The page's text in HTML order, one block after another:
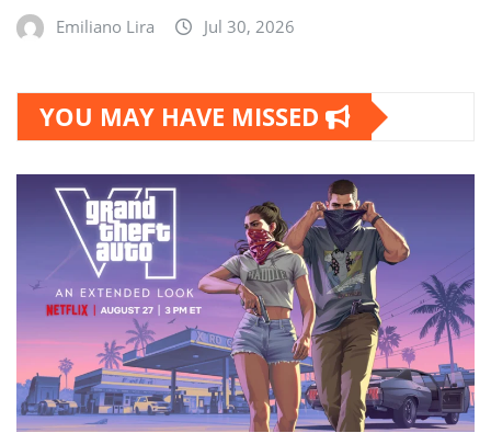
Emiliano Lira Jul 30, 2026
YOU MAY HAVE MISSED